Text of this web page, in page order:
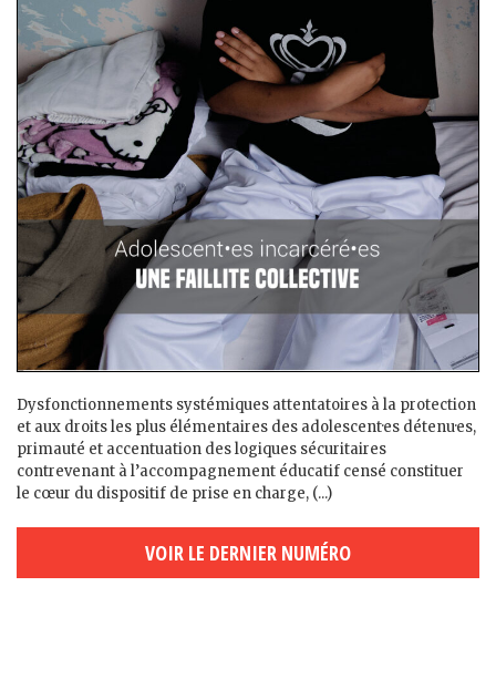
Dysfonctionnements systémiques attentatoires à la protection
et aux droits les plus élémentaires des adolescent·es détenu·es,
primauté et accentuation des logiques sécuritaires
contrevenant à l’accompagnement éducatif censé constituer
le cœur du dispositif de prise en charge, (...)
VOIR LE DERNIER NUMÉRO